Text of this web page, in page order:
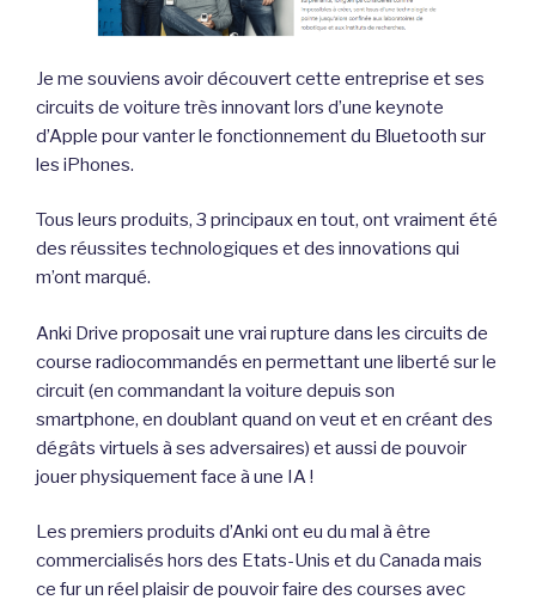
Je me souviens avoir découvert cette entreprise et ses
circuits de voiture très innovant lors d’une keynote
d’Apple pour vanter le fonctionnement du Bluetooth sur
les iPhones.
Tous leurs produits, 3 principaux en tout, ont vraiment été
des réussites technologiques et des innovations qui
m’ont marqué.
Anki Drive proposait une vrai rupture dans les circuits de
course radiocommandés en permettant une liberté sur le
circuit (en commandant la voiture depuis son
smartphone, en doublant quand on veut et en créant des
dégâts virtuels à ses adversaires) et aussi de pouvoir
jouer physiquement face à une IA !
Les premiers produits d’Anki ont eu du mal à être
commercialisés hors des Etats-Unis et du Canada mais
ce fur un réel plaisir de pouvoir faire des courses avec